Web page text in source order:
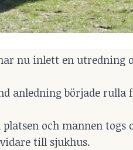
nu inlett en utredning
anledning började rulla
och mannen togs
till sjukhus.